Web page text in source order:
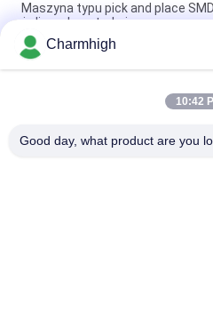
Maszyna typu pick and place
żeliwną konstrukcją
Wąska konstrukcja wysokiej
and Place Machine 6 głowy
Charmhigh TM08 PCBA
Charmhigh
10:42
Good day, what product are you